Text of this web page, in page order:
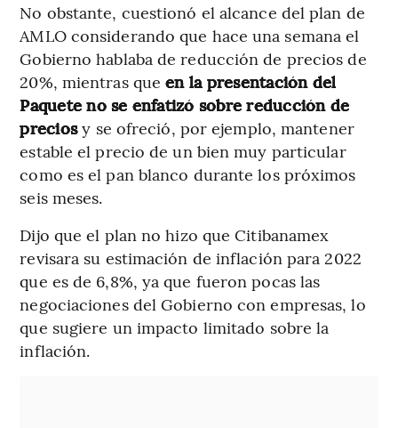
No obstante, cuestionó el alcance del plan de
AMLO considerando que hace una semana el
Gobierno hablaba de reducción de precios de
20%, mientras queen la presentación del
Paquete no se enfatizó sobre reducción de
preciosy se ofreció, por ejemplo, mantener
estable el precio de un bien muy particular
como es el pan blanco durante los próximos
seis meses.
Dijo que el plan no hizo que Citibanamex
revisara su estimación de inflación para 2022
que es de 6,8%, ya que fueron pocas las
negociaciones del Gobierno con empresas, lo
que sugiere un impacto limitado sobre la
inflación.